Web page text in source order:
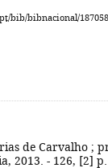
bib/bibnacional/
de Carvalho ;
2013. - 126, [2] p.